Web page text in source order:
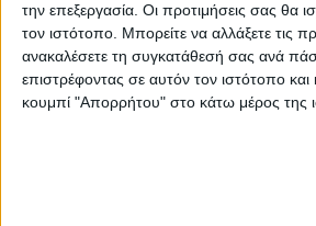
την επεξεργασία. Οι προτιμήσεις σας θα
τον ιστότοπο. Μπορείτε να αλλάξετε τις
ανακαλέσετε τη συγκατάθεσή σας ανά
επιστρέφοντας σε αυτόν τον ιστότοπο και
κουμπί "Απορρήτου" στο κάτω μέρος της
Θέμα ημέρας : Οι
επιστραφεί η 13η σύνταξη.